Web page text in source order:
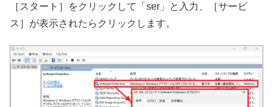
［スタート］をクリックして「ser」と入力、［サービ
ス］が表示されたらクリックします。